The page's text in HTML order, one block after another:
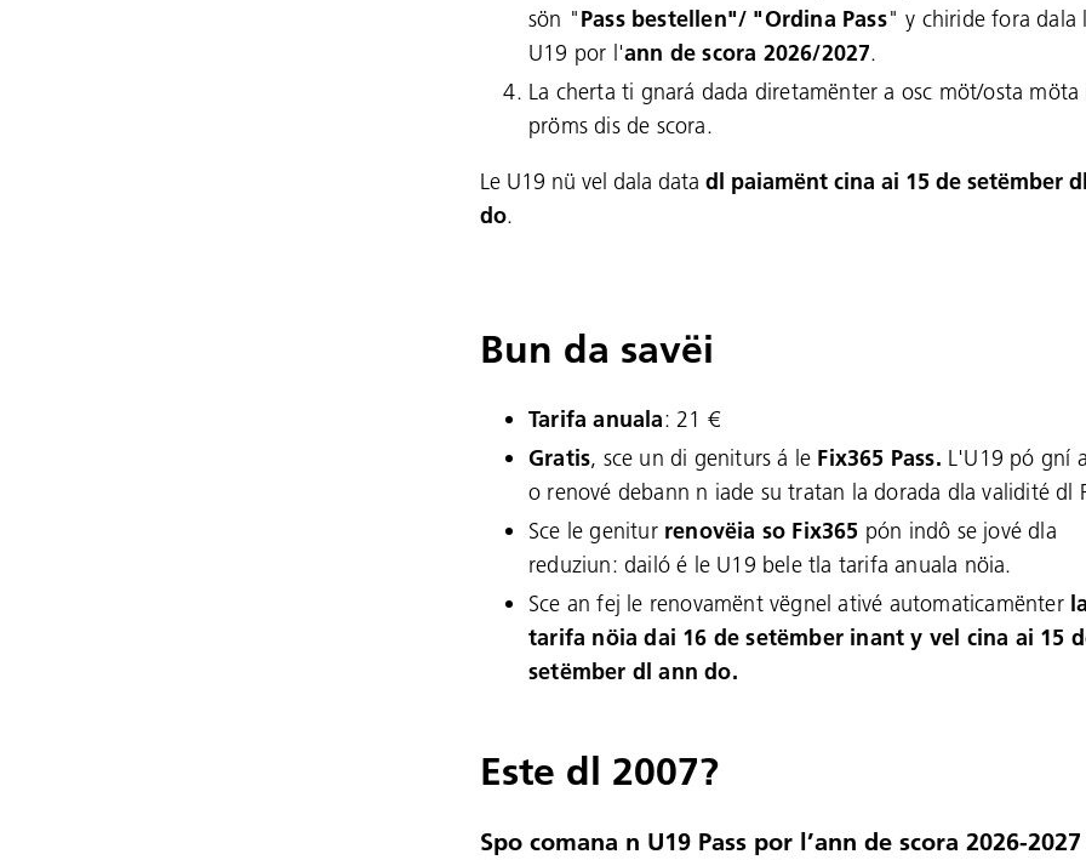
sön "Pass bestellen"/ "Ordina Pass" y chiride fora dala
U19 por l'ann de scora 2026/2027.
La cherta ti gnará dada diretamënter a osc möt/osta möta
pröms dis de scora.
Le U19 nü vel dala data dl paiamënt cina ai 15 de setëmber
do.
Bun da savëi
Tarifa anuala: 21 €
Gratis, sce un di geniturs á le Fix365 Pass. L'U19 pó gní
o renové debann n iade su tratan la dorada dla validité dl
Sce le genitur renovëia so Fix365 pón indô se jové dla
reduziun: dailó é le U19 bele tla tarifa anuala nöia.
Sce an fej le renovamënt vëgnel ativé automaticamënter la
tarifa nöia dai 16 de setëmber inant y vel cina ai 15
setëmber dl ann do.
Este dl 2007?
Spo comana n U19 Pass por l’ann de scora 2026-